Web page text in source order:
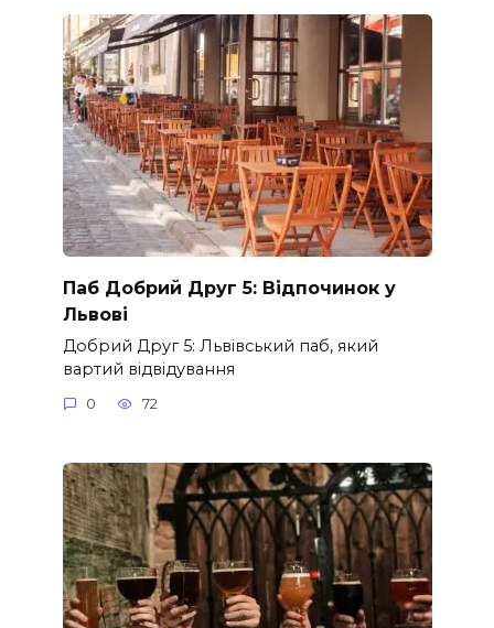
Паб Добрий Друг 5: Відпочинок у
Львові
Добрий Друг 5: Львівський паб, який
вартий відвідування
0 72